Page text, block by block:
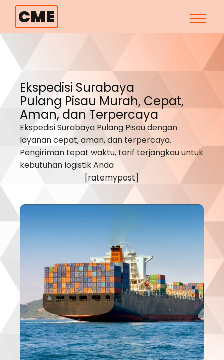
CME
Ekspedisi Surabaya
Pulang Pisau Murah, Cepat,
Aman, dan Terpercaya
Ekspedisi Surabaya Pulang Pisaudengan
layanan cepat, aman, dan terpercaya.
Pengiriman tepat waktu, tarif terjangkau untuk
kebutuhan logistik Anda
[ratemypost]